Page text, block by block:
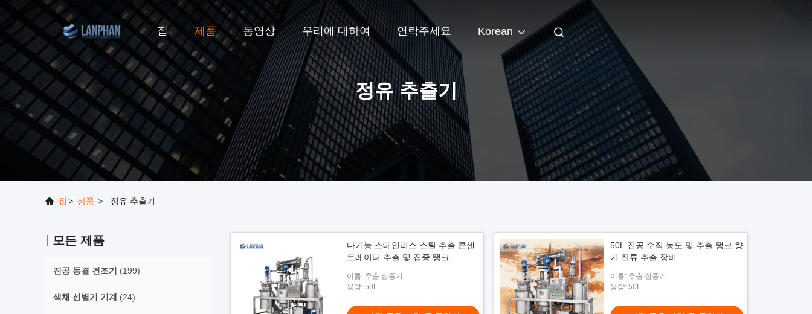
집 제품 동영상 우리에 대하여 연락주세요 Korean
정유 추출기
집 > 상품 > 정유 추출기
모든 제품
진공 동결 건조기 (199)
색채 선별기 기계 (24)
다기능 스테인리스 스틸 추출 콘센
트레이터 추출 및 집중 탱크
이름: 추출 집중기
용량: 50L
50L 진공 수직 농도 및 추출 탱크 향
기 잔류 추출 장비
이름: 추출 집중기
용량: 50L